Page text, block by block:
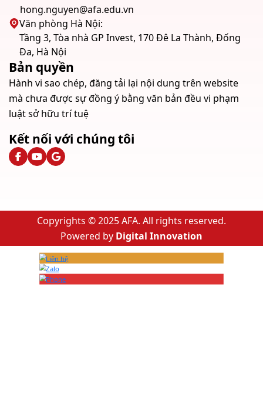
hong.nguyen@afa.edu.vn
Văn phòng Hà Nội:
Tầng 3, Tòa nhà GP Invest, 170 Đê La Thành, Đống
Đa, Hà Nội
Bản quyền
Hành vi sao chép, đăng tải lại nội dung trên website
mà chưa được sự đồng ý bằng văn bản đều vi phạm
luật sở hữu trí tuệ
Kết nối với chúng tôi
Copyrights © 2025 AFA. All rights reserved.
Powered by Digital Innovation